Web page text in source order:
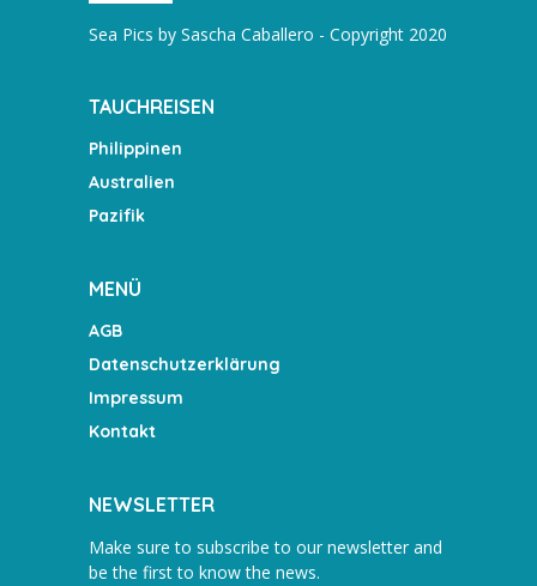
Sea Pics by Sascha Caballero - Copyright 2020
TAUCHREISEN
Philippinen
Australien
Pazifik
MENÜ
AGB
Datenschutzerklärung
Impressum
Kontakt
NEWSLETTER
Make sure to subscribe to our newsletter and
be the first to know the news.